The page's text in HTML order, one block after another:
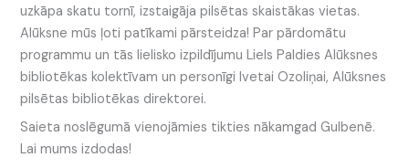
uzkāpa skatu tornī, izstaigāja pilsētas skaistākas vietas.
Alūksne mūs ļoti patīkami pārsteidza! Par pārdomātu
programmu un tās lielisko izpildījumu Liels Paldies Alūksnes
bibliotēkas kolektīvam un personīgi Ivetai Ozoliņai, Alūksnes
pilsētas bibliotēkas direktorei.
Saieta noslēgumā vienojāmies tikties nākamgad Gulbenē.
Lai mums izdodas!